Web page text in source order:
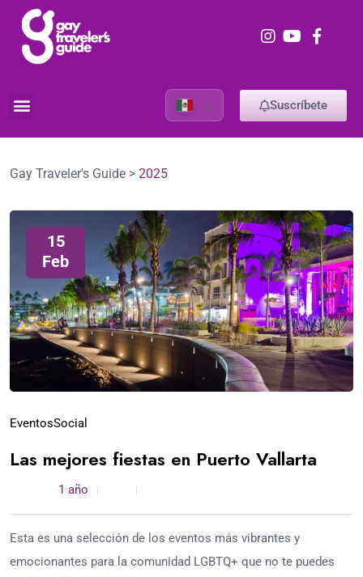
Suscríbete
Gay Traveler's Guide > 2025
15
Feb
EventosSocial
Las mejores fiestas en Puerto Vallarta
1 año
Esta es una selección de los eventos más vibrantes y
emocionantes para la comunidad LGBTQ+ que no te puedes